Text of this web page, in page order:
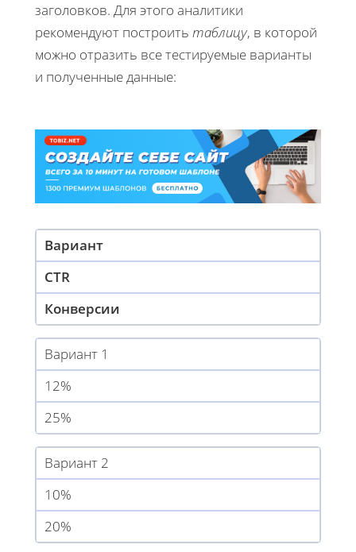
заголовков. Для этого аналитики
рекомендуют построить таблицу, в которой
можно отразить все тестируемые варианты
и полученные данные:
Вариант
CTR
Конверсии
Вариант 1
12%
25%
Вариант 2
10%
20%